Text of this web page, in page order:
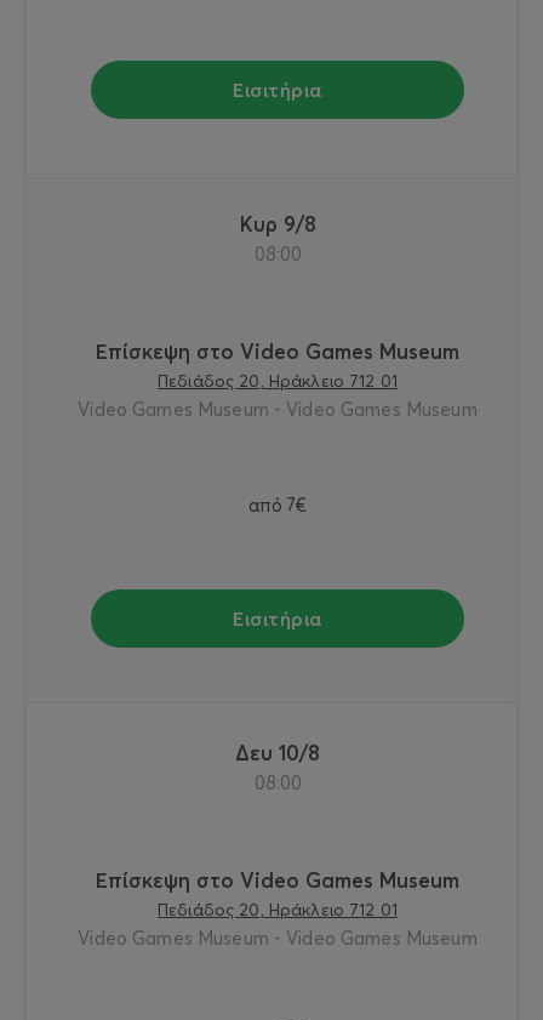
Εισιτήρια
Κυρ 9/8
08:00
Επίσκεψη στο Video Games Museum
Πεδιάδος 20, Ηράκλειο 712 01
Video Games Museum - Video Games Museum
από 7€
Εισιτήρια
Δευ 10/8
08:00
Επίσκεψη στο Video Games Museum
Πεδιάδος 20, Ηράκλειο 712 01
Video Games Museum - Video Games Museum